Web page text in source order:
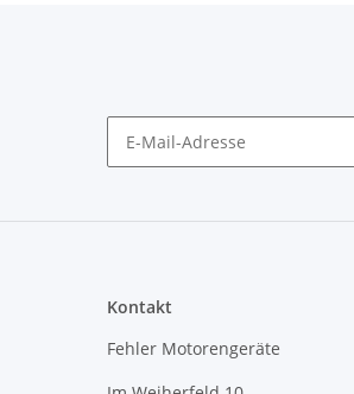
Kontakt
Fehler Motorengeräte